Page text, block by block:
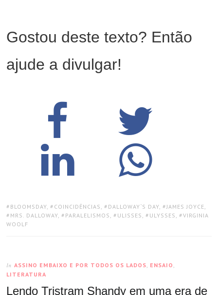
Gostou deste texto? Então
ajude a divulgar!
TAGS:
BLOOMSDAY , COINCIDÊNCIAS , DALLOWAY`S DAY , JAMES JOYCE
MRS. DALLOWAY , PARALELISMOS , ULISSES , ULYSSES , VIRGINIA
WOOLF
In ASSINO EMBAIXO E POR TODOS OS LADOS ENSAIO
LITERATURA
Lendo Tristram Shandy em uma era de